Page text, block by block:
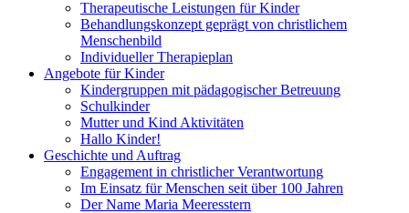
Therapeutische Leistungen für Kinder
Behandlungskonzept geprägt von christlichem
Menschenbild
Individueller Therapieplan
Angebote für Kinder
Kindergruppen mit pädagogischer Betreuung
Schulkinder
Mutter und Kind Aktivitäten
Hallo Kinder!
Geschichte und Auftrag
Engagement in christlicher Verantwortung
Im Einsatz für Menschen seit über 100 Jahren
Der Name Maria Meeresstern